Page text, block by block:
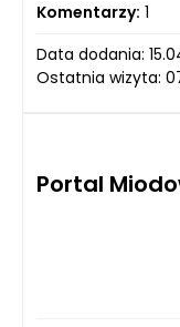
Komentarzy: 1
Data dodania:
Ostatnia wizyta:
Portal